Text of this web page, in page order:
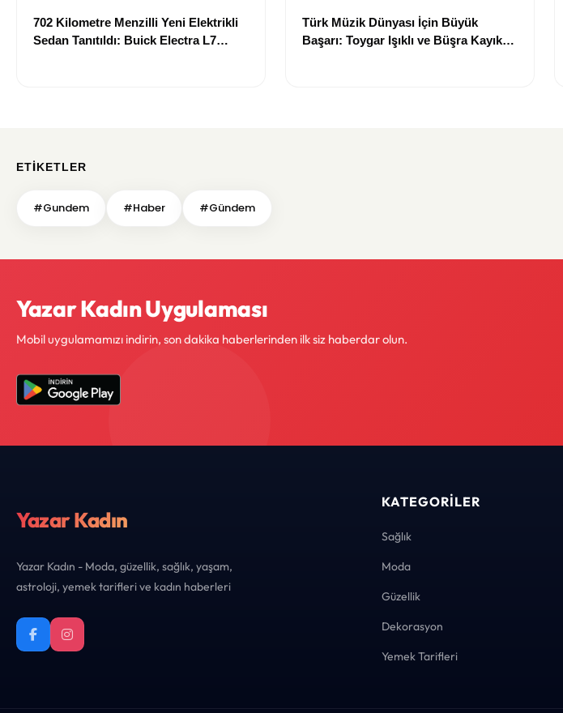
702 Kilometre Menzilli Yeni Elektrikli
Sedan Tanıtıldı: Buick Electra L7
Türk Müzik Dünyası İçin Büyük
Başarı: Toygar Işıklı ve Büşra Kayıkçı
ETIKETLER
#Gundem #Haber #Gündem
Yazar Kadın Uygulaması
Mobil uygulamamızı indirin, son dakika haberlerinden ilk siz haberdar olun.
Yazar Kadın
Yazar Kadın - Moda, güzellik, sağlık, yaşam,
astroloji, yemek tarifleri ve kadın haberleri
KATEGORILER
Sağlık
Moda
Güzellik
Dekorasyon
Yemek Tarifleri